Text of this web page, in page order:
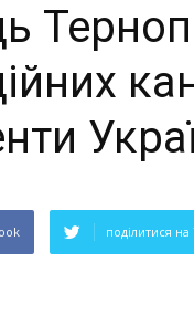
поділитися